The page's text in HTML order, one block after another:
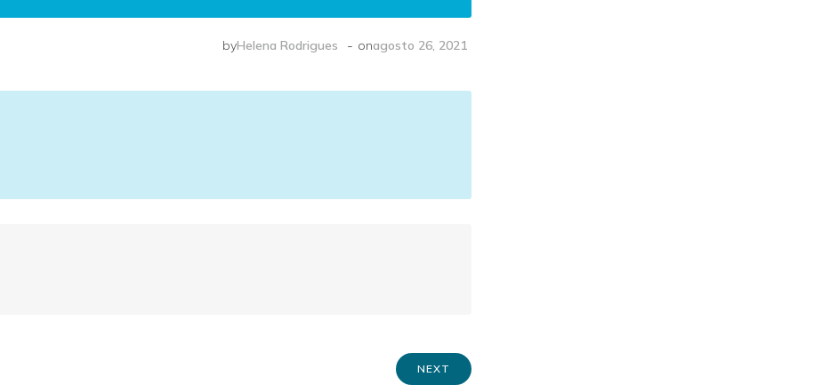
byHelena Rodrigues - onagosto 26, 2021
NEXT